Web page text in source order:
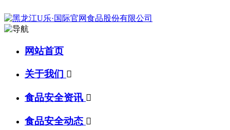
网站首页
关于我们 
食品安全资讯 
食品安全动态 